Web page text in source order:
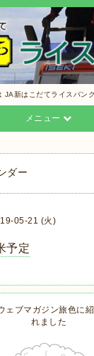
JA新はこだてライスバン
メニュー
ダー
05-21 (火)
予定